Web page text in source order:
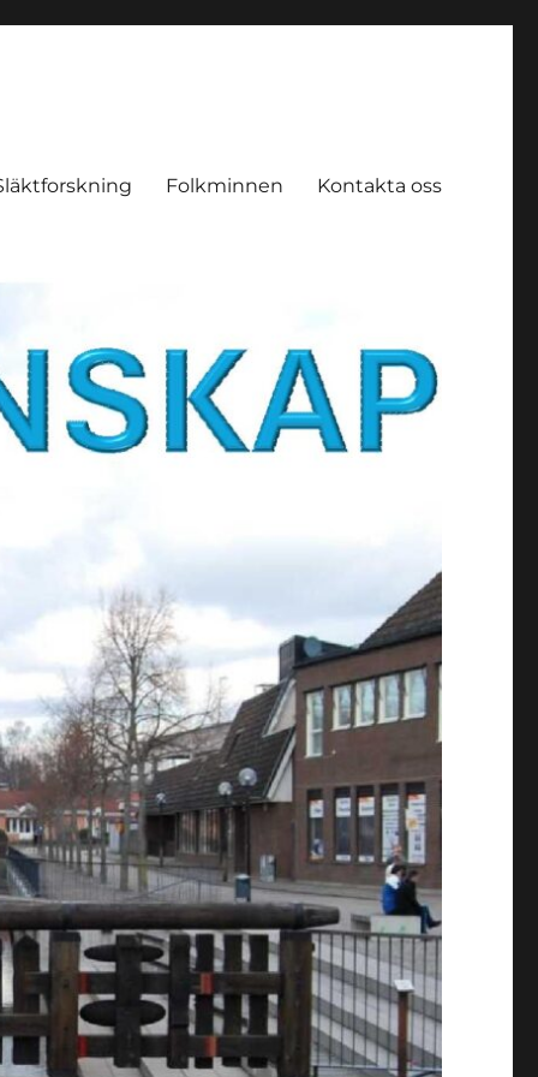
Folkminnen Kontakta oss